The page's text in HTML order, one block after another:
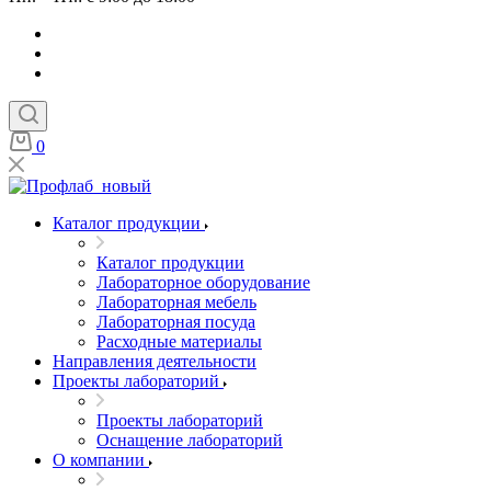
0
Каталог продукции
Каталог продукции
Лабораторное оборудование
Лабораторная мебель
Лабораторная посуда
Расходные материалы
Направления деятельности
Проекты лабораторий
Проекты лабораторий
Оснащение лабораторий
О компании